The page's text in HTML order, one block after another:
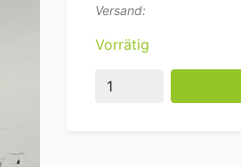
Versand:
Vorrätig
HCB Professioneller